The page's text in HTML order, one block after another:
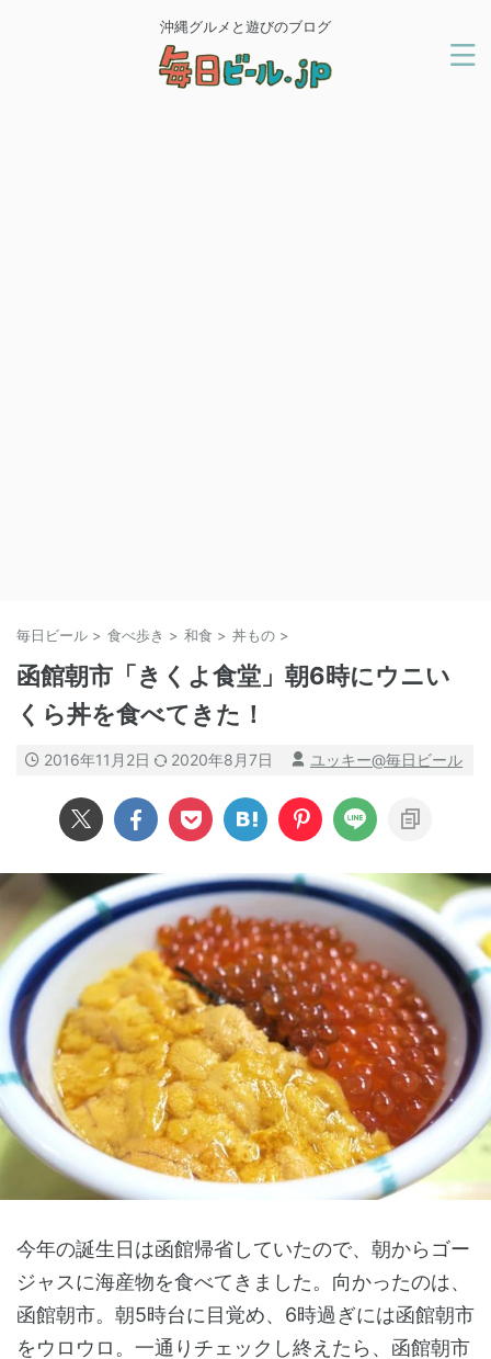
沖縄グルメと遊びのブログ
毎日ビール > 食べ歩き > 和食 > 丼もの >
函館朝市「きくよ食堂」朝6時にウニい
くら丼を食べてきた！
2016年11月2日 2020年8月7日 ユッキー@毎日ビール
今年の誕生日は函館帰省していたので、朝からゴー
ジャスに海産物を食べてきました。向かったのは、
函館朝市。朝5時台に目覚め、6時過ぎには函館朝市
をウロウロ。一通りチェックし終えたら、函館朝市